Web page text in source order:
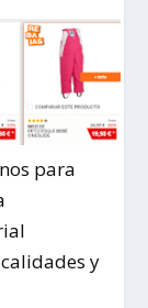
para
y